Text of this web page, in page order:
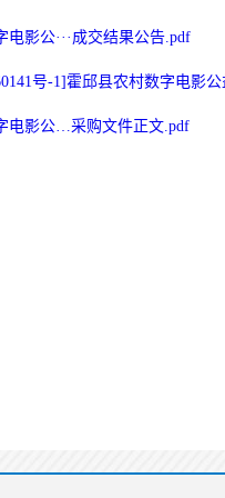
电影公···成交结果公告.pdf
号-1]霍邱县农村数字电影
电影公…采购文件正文.pdf